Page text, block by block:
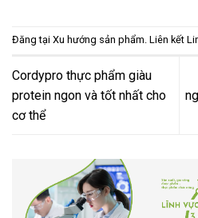
Đăng tại Xu hướng sản phẩm. Liên kết
Cordypro thực phẩm giàu
protein ngon và tốt nhất cho
cơ thể